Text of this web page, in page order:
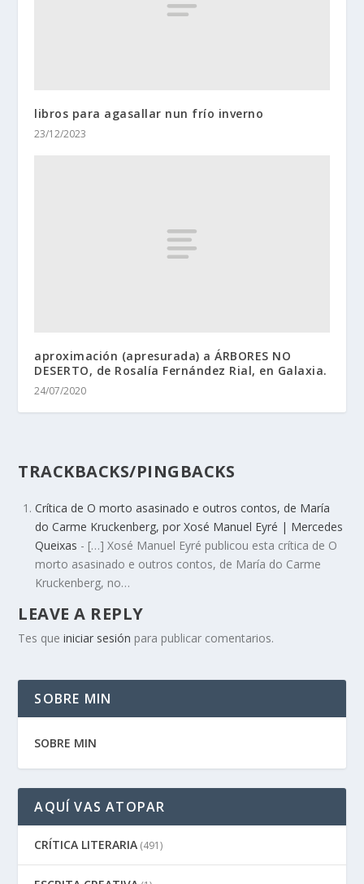
libros para agasallar nun frío inverno
23/12/2023
aproximación (apresurada) a ÁRBORES NO
DESERTO, de Rosalía Fernández Rial, en Galaxia.
24/07/2020
TRACKBACKS/PINGBACKS
Crítica de O morto asasinado e outros contos, de María
do Carme Kruckenberg, por Xosé Manuel Eyré | Mercedes
Queixas - […] Xosé Manuel Eyré publicou esta crítica de O
morto asasinado e outros contos, de María do Carme
Kruckenberg, no…
LEAVE A REPLY
Tes queiniciar sesión para publicar comentarios.
SOBRE MIN
SOBRE MIN
AQUÍ VAS ATOPAR
CRÍTICA LITERARIA (491)